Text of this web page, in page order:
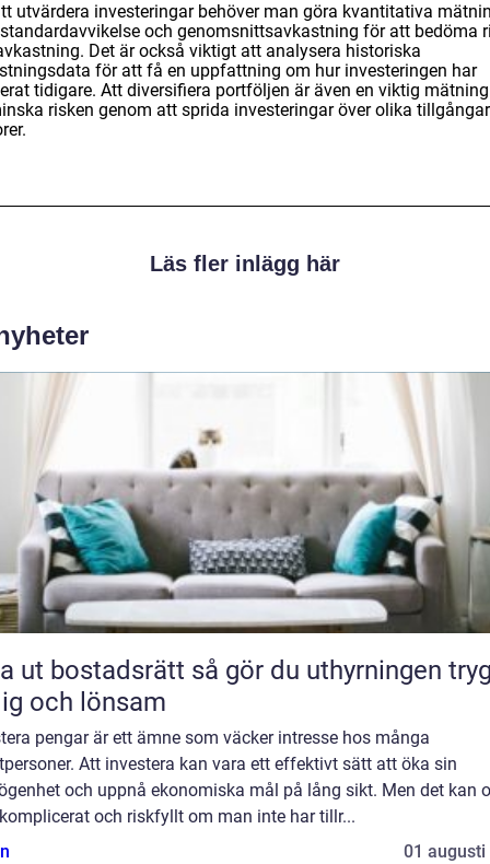
utvärdera investeringar behöver man göra kvantitativa
och genomsnittsavkastning för att bedöma
Det är också viktigt att analysera historiska
för att få en uppfattning om hur investeringen har
tidigare. Att diversifiera portföljen är även en viktig
risken genom att sprida investeringar över olika
Läs fler inlägg här
så gör du uthyrningen trygg,
och lönsam
pengar är ett ämne som väcker intresse hos många
Att investera kan vara ett effektivt sätt att öka sin
och uppnå ekonomiska mål på lång sikt. Men det kan
och riskfyllt om man inte har tillr...
01 augusti